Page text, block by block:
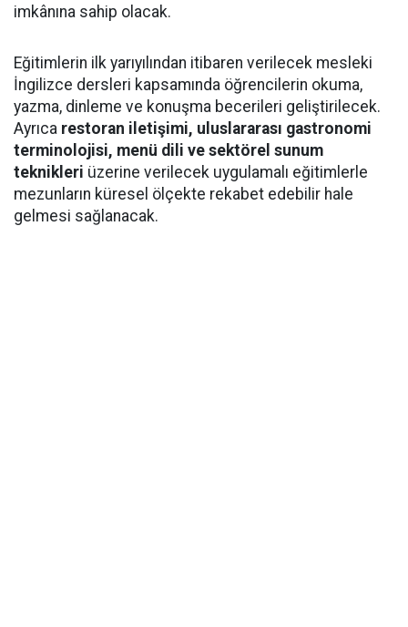
imkânına sahip olacak.
Eğitimlerin ilk yarıyılından itibaren verilecek mesleki
İngilizce dersleri kapsamında öğrencilerin okuma,
yazma, dinleme ve konuşma becerileri geliştirilecek.
Ayrıca restoran iletişimi, uluslararası gastronomi
terminolojisi, menü dili ve sektörel sunum
teknikleri üzerine verilecek uygulamalı eğitimlerle
mezunların küresel ölçekte rekabet edebilir hale
gelmesi sağlanacak.